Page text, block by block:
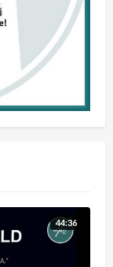
44:36